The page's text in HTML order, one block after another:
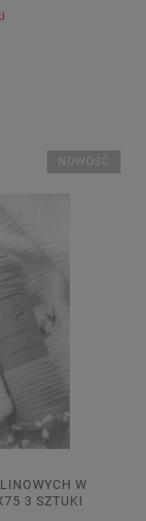
W
3 SZTUKI
NOWOŚĆ